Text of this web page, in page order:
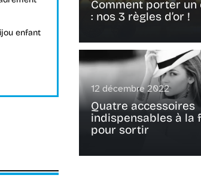
enfant
Comment porter un
: nos 3 règles d’or !
12 décembre 2022
Quatre accessoires
indispensables à la
pour sortir